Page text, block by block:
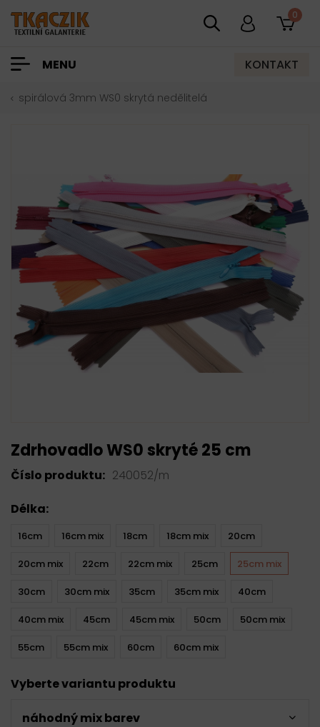
0
MENU KONTAKT
spirálová 3mm WS0 skrytá nedělitelá
Zdrhovadlo WS0 skryté 25 cm
Číslo produktu: 240052/m
Délka:
16cm 16cm mix 18cm 18cm mix 20cm
20cm mix 22cm 22cm mix 25cm 25cm mix
30cm 30cm mix 35cm 35cm mix 40cm
40cm mix 45cm 45cm mix 50cm 50cm mix
55cm 55cm mix 60cm 60cm mix
Vyberte variantu produktu
náhodný mix barev